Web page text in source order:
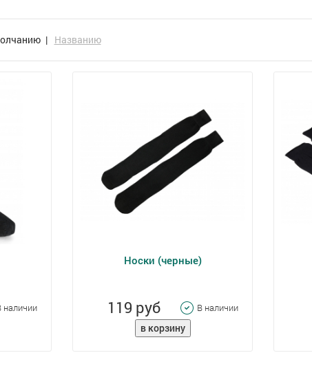
| Названию
наличии
Носки (черные)
119 руб В наличии